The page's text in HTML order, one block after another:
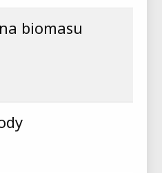
biomasu